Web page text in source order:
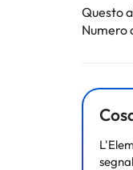
Alcuni
proprio
Questo
Numero